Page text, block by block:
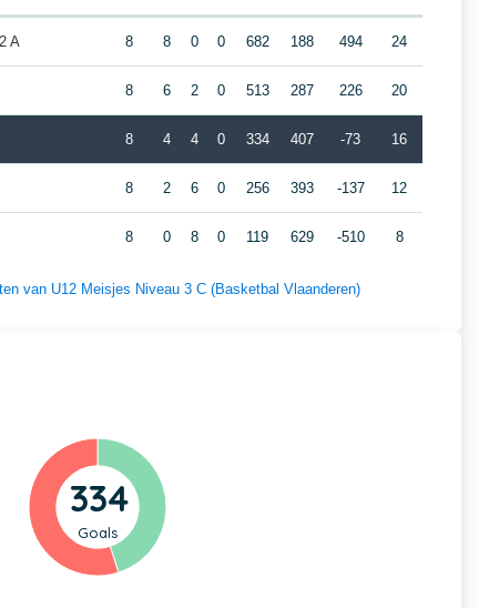
A 8 8 0 0 682 188 494 24
8 6 2 0 513 287 226 20
8 4 4 0 334 407 -73 16
8 2 6 0 256 393 -137 12
8 0 8 0 119 629 -510 8
van U12 Meisjes Niveau 3 C (Basketbal Vlaanderen)
334
Goals